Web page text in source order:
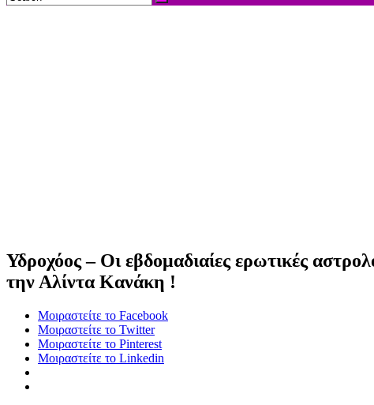
Υδροχόος – Οι εβδομαδιαίες ερωτικές
την Αλίντα Κανάκη !
Μοιραστείτε το Facebook
Μοιραστείτε το Twitter
Μοιραστείτε το Pinterest
Μοιραστείτε το Linkedin